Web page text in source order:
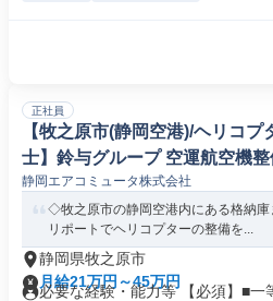
正社員
【牧之原市(静岡空港)/ヘリコ
士】鈴与グループ 空運航空機
静岡エアコミュータ株式会社
◇牧之原市の静岡空港内にある格納
リポートでヘリコプターの整備を...
静岡県牧之原市
月給21万円～45万円
必要な経験・能力等 【必須】■一